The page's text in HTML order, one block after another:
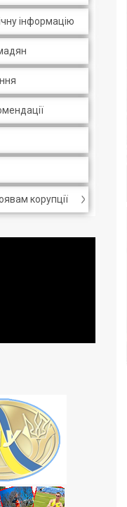
інформацію
корупції